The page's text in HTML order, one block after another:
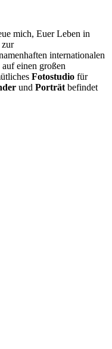
mich, Euer Leben in
internationalen
einen großen
Fotostudio für
und Porträt befindet